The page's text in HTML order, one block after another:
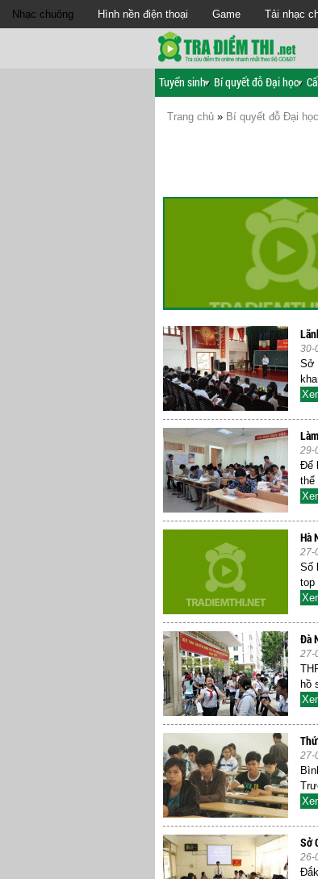
Nhạc chuông Hình nền điện thoại Game Tải nhạc
Tuyển sinh Bí quyết đỗ Đại học
Trang chủ » Bí quyết đỗ Đại học
30-
Sở
29-
Để
thể
Hà
27-
Số
top
Đà
27-
hồ
27-
Sở
26-